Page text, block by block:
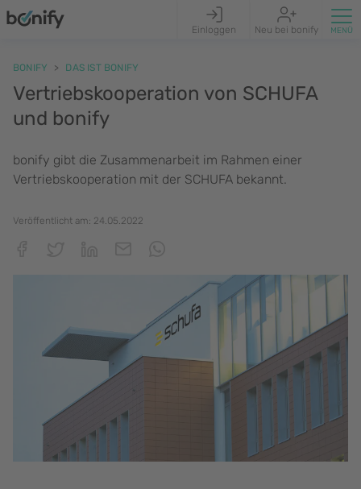
Einloggen Neu bei bonify
BONIFY DAS IST BONIFY
Vertriebskooperation von SCHUFA
und bonify
bonify gibt die Zusammenarbeit im Rahmen einer
Vertriebskooperation mit der SCHUFA bekannt.
Veröffentlicht am: 24.05.2022